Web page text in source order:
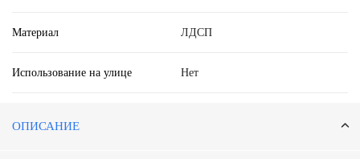
Материал ЛДСП
Использование на улице Нет
ОПИСАНИЕ